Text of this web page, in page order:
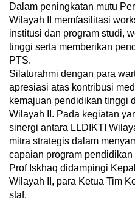
Dalam peningkatan mutu
Wilayah II memfasilitasi
institusi dan program studi,
tinggi serta memberikan
PTS.
Silaturahmi dengan para
apresiasi atas kontribusi
kemajuan pendidikan tinggi
Wilayah II. Pada kegiatan
sinergi antara LLDIKTI
mitra strategis dalam
capaian program
Prof Iskhaq didampingi
Wilayah II, para Ketua Tim
staf.